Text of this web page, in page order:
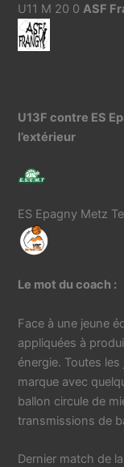
U11 M 20 0 ASF
U13F contre ES
l’extérieur
ES Epagny Metz
Le mot du coach :
Face à une jeune
appliquées à
énergie. Toutes
marque avec
ballon circule de
transmissions de
Dernier match de